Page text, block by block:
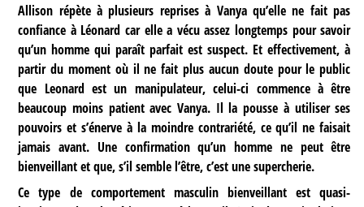
Allison répète à plusieurs reprises à Vanya qu’elle ne fait pas
confiance à Léonard car elle a vécu assez longtemps pour savoir
qu’un homme qui paraît parfait est suspect. Et effectivement, à
partir du moment où il ne fait plus aucun doute pour le public
que Leonard est un manipulateur, celui-ci commence à être
beaucoup moins patient avec Vanya. Il la pousse à utiliser ses
pouvoirs et s’énerve à la moindre contrariété, ce qu’il ne faisait
jamais avant. Une confirmation qu’un homme ne peut être
bienveillant et que, s’il semble l’être, c’est une supercherie.
Ce type de comportement masculin bienveillant est quasi-